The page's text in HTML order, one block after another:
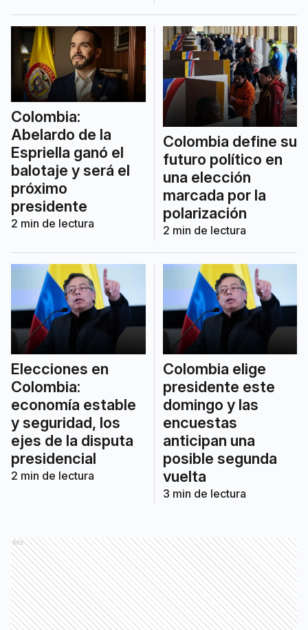
Colombia:
Abelardo de la
Espriella ganó el
balotaje y será el
próximo
presidente
2 min de lectura
Colombia define su
futuro político en
una elección
marcada por la
polarización
2 min de lectura
Elecciones en
Colombia:
economía estable
y seguridad, los
ejes de la disputa
presidencial
2 min de lectura
Colombia elige
presidente este
domingo y las
encuestas
anticipan una
posible segunda
vuelta
3 min de lectura
Ads